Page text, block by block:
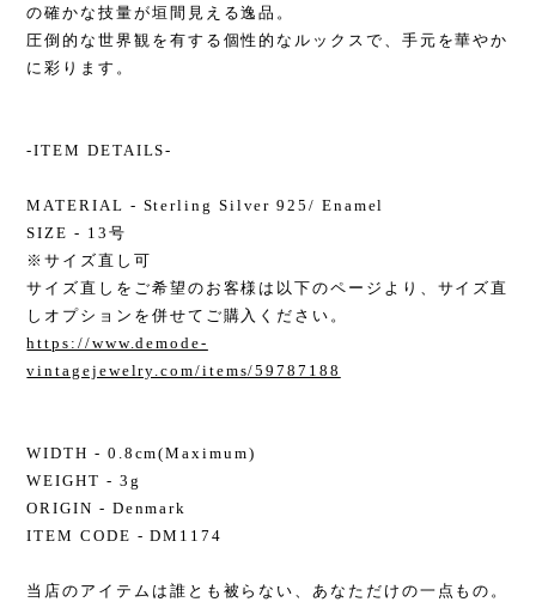
の確かな技量が垣間見える逸品。
圧倒的な世界観を有する個性的なルックスで、手元を華やか
に彩ります。
-ITEM DETAILS-
MATERIAL - Sterling Silver 925/ Enamel
SIZE - 13号
※サイズ直し可
サイズ直しをご希望のお客様は以下のページより、サイズ直
しオプションを併せてご購入ください。
https://www.demode-
vintagejewelry.com/items/59787188
WIDTH - 0.8cm(Maximum)
WEIGHT - 3g
ORIGIN - Denmark
ITEM CODE - DM1174
当店のアイテムは誰とも被らない、あなただけの一点もの。